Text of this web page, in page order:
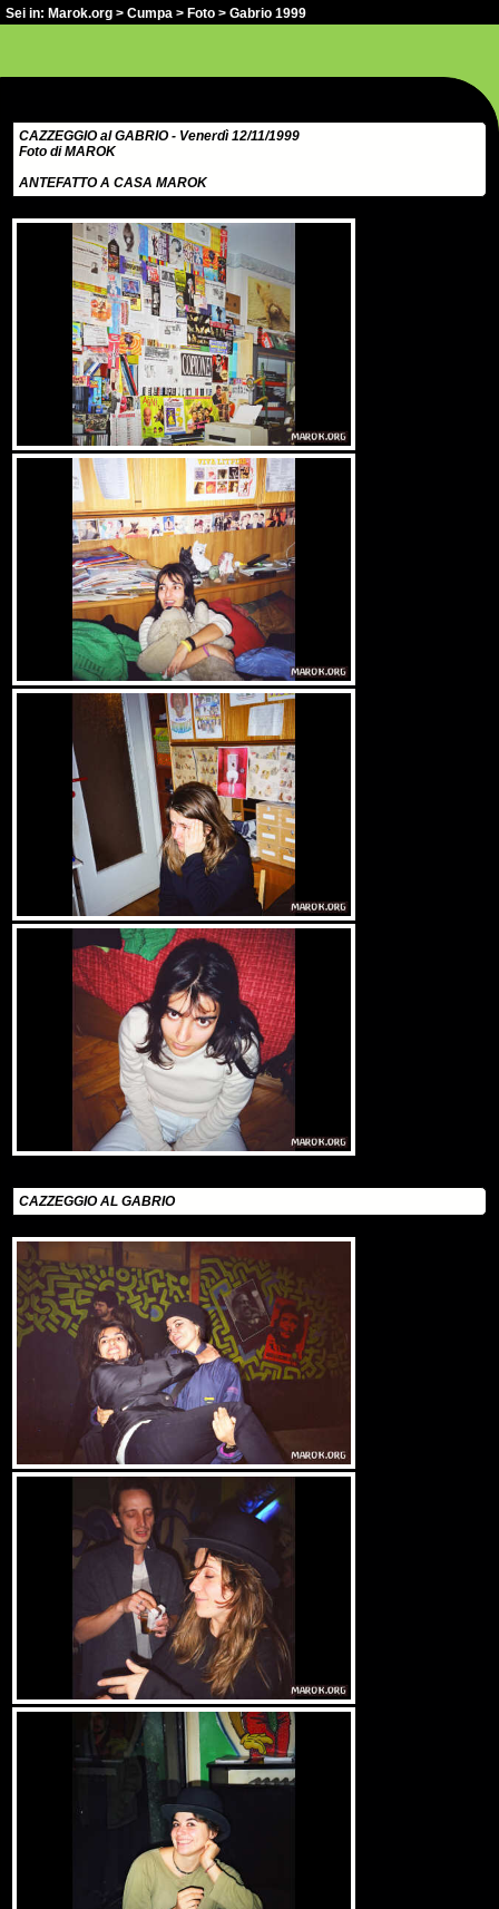
Sei in: Marok.org > Cumpa > Foto > Gabrio 1999
CAZZEGGIO al GABRIO - Venerdì 12/11/1999
Foto di MAROK
ANTEFATTO A CASA MAROK
CAZZEGGIO AL GABRIO